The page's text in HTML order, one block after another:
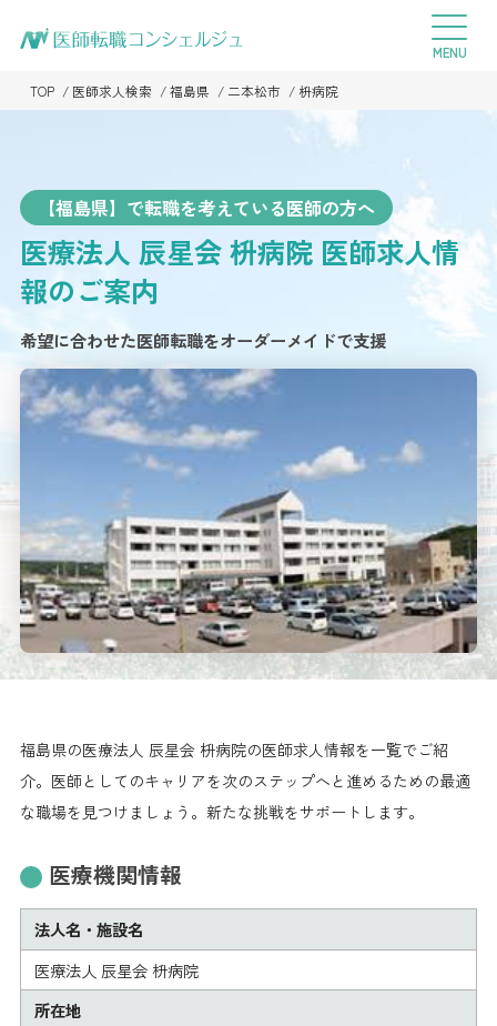
TOP 医師求人検索 福島県 二本松市 枡病院
【福島県】で転職を考えている医師の方へ
医療法人 辰星会 枡病院 医師求人情
報のご案内
希望に合わせた医師転職をオーダーメイドで支援
福島県の医療法人 辰星会 枡病院の医師求人情報を一覧でご紹
介。医師としてのキャリアを次のステップへと進めるための最適
な職場を見つけましょう。新たな挑戦をサポートします。
医療機関情報
法人名・施設名
医療法人 辰星会 枡病院
所在地